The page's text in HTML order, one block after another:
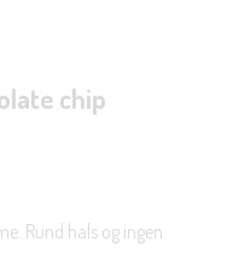
chip
Rund hals og ingen